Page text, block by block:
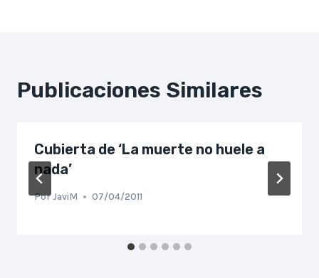
Publicaciones Similares
Cubierta de ‘La muerte no huele a
nada’
Por JaviM 07/04/2011